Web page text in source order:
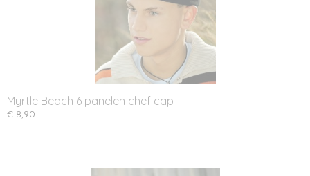
Myrtle Beach 6 panelen chef cap
€ 8,90